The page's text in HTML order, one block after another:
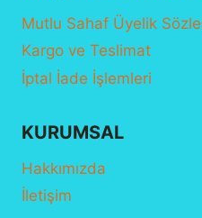
Mutlu Sahaf Üyelik
Kargo ve Teslimat
İptal İade İşlemleri
KURUMSAL
Hakkımızda
İletişim